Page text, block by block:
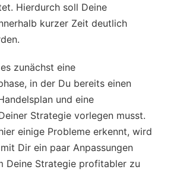
Hierdurch soll Deine
kurzer Zeit deutlich
zunächst eine
in der Du bereits einen
und eine
Strategie vorlegen musst.
einige Probleme erkennt, wird
Dir ein paar Anpassungen
Deine Strategie profitabler zu